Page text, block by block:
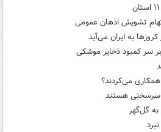
به ایران می‌آید
سر کمبود ذخایر موشکی
می‌کردند؟
سرسختی هستند
به گل‌گهر